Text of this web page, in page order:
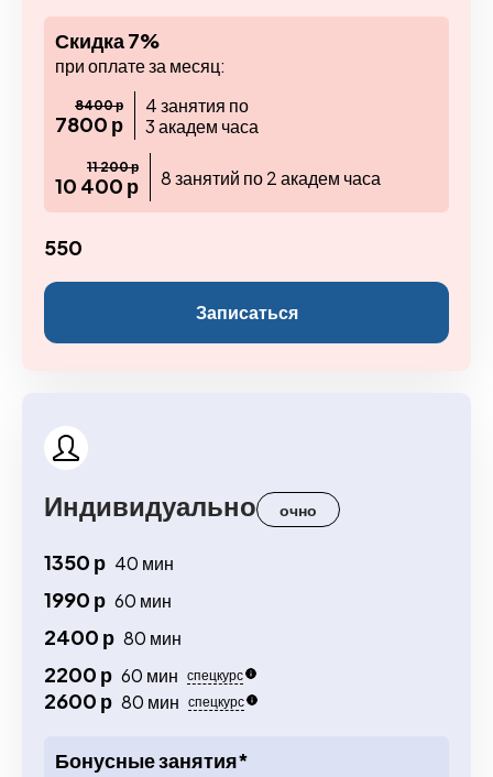
Скидка 7%
при оплате за месяц:
8400 р
7800 р
4 занятия по
3 академ часа
11 200 р
10 400 р 8 занятий по 2 академ часа
550
Записаться
Индивидуально очно
1350 р 40 мин
1990 р 60 мин
2400 р 80 мин
2200 р 60 мин спецкурс
2600 р 80 мин спецкурс
Бонусные занятия*